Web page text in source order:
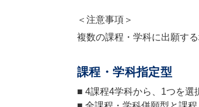
＜注意事項＞
複数の課程・学科に出願す
課程・学科指定型
■ 4課程4学科から、1つを選